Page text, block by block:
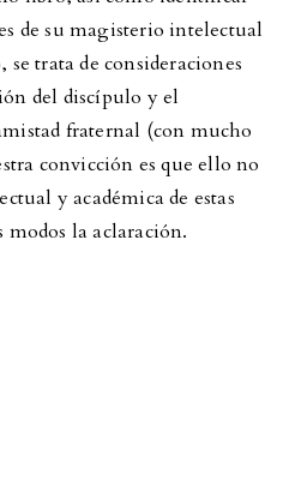
de su magisterio intelectual
trata de consideraciones
del discípulo y el
fraternal (con mucho
convicción es que ello no
y académica de estas
modos la aclaración.